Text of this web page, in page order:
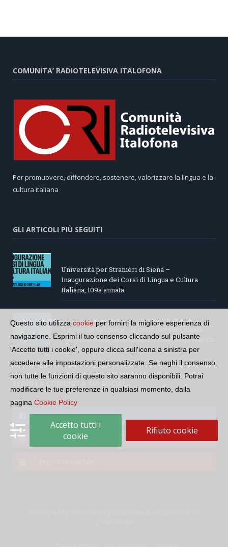
COMUNITA’ RADIOTELEVISIVA ITALOFONA
Per promuovere, diffondere, sostenere, valorizzare la lingua e la
cultura italiana
GLI ARTICOLI PIÙ SEGUITI
Università per Stranieri di Siena –
Inaugurazione dei Corsi di Lingua e Cultura
Italiana, 109a annata
“Le parole del mare”: la serie di video ideata
dall’Accademia della Crusca e dalla Lega Navale
italiana
SEGUI LA COMUNITÀ SUI SOCIAL
Seguici su Facebook
Seguici su Instagram
Questo sito utilizza cookie per fornirti la migliore esperienza di
navigazione. Esprimi il tuo consenso cliccando sul pulsante
'Accetto tutti i cookie', oppure clicca sull'icona a sinistra per
accedere alle impostazioni personalizzate. Se neghi il consenso,
non tutte le funzioni di questo sito saranno disponibili. Potrai
modificare le tue preferenze in qualsiasi momento, dalla
pagina Cookie Policy
Accetto tutti i
cookie
Rifiuto cookie